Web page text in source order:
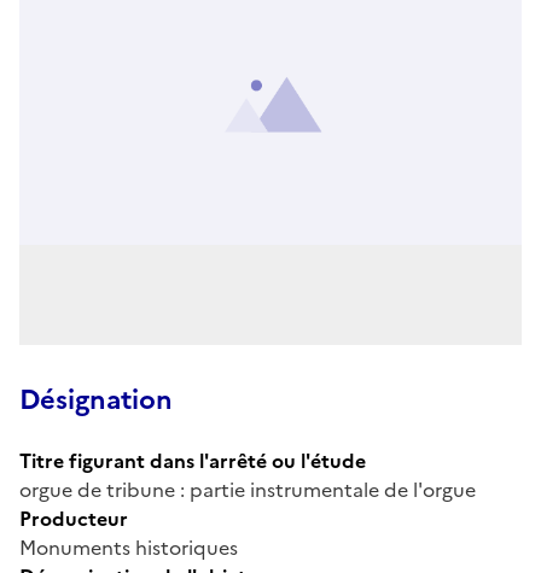
Désignation
Titre figurant dans l'arrêté ou l'étude
orgue de tribune : partie instrumentale de l'orgue
Producteur
Monuments historiques